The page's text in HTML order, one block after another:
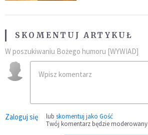
SKOMENTUJ ARTYKUŁ
W poszukiwaniu Bożego humoru [WYWIAD]
Zaloguj się lub skomentuj jako Gość
Twój komentarz będzie moderowany